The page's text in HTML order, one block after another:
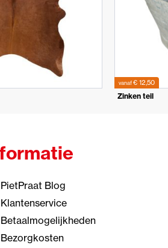
vanaf€ 12,50
Zinken teil
PietPraat Blog
Klantenservice
Betaalmogelijkheden
Bezorgkosten